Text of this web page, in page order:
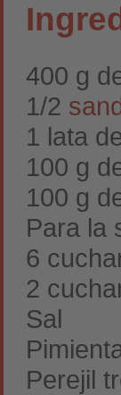
400 g
1/2
1 lata
100 g
100 g
Para la
6
2
Sal
Perejil